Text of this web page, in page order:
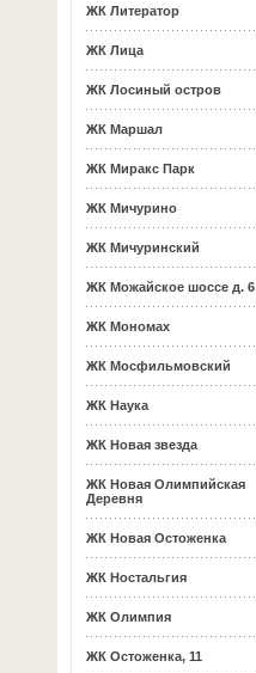
ЖК Литератор
ЖК Лица
ЖК Лосиный остров
ЖК Маршал
ЖК Миракс Парк
ЖК Мичурино
ЖК Мичуринский
ЖК Можайское шоссе д. 6
ЖК Мономах
ЖК Мосфильмовский
ЖК Наука
ЖК Новая звезда
ЖК Новая Олимпийская
Деревня
ЖК Новая Остоженка
ЖК Ностальгия
ЖК Олимпия
ЖК Остоженка, 11